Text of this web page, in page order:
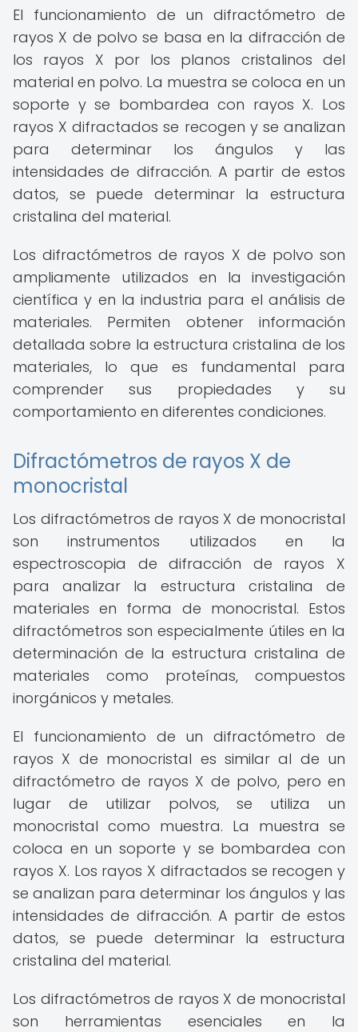
El funcionamiento de un difractómetro de
rayos X de polvo se basa en la difracción de
los rayos X por los planos cristalinos del
material en polvo. La muestra se coloca en un
soporte y se bombardea con rayos X. Los
rayos X difractados se recogen y se analizan
para determinar los ángulos y las
intensidades de difracción. A partir de estos
datos, se puede determinar la estructura
cristalina del material.
Los difractómetros de rayos X de polvo son
ampliamente utilizados en la investigación
científica y en la industria para el análisis de
materiales. Permiten obtener información
detallada sobre la estructura cristalina de los
materiales, lo que es fundamental para
comprender sus propiedades y su
comportamiento en diferentes condiciones.
Difractómetros de rayos X de
monocristal
Los difractómetros de rayos X de monocristal
son instrumentos utilizados en la
espectroscopia de difracción de rayos X
para analizar la estructura cristalina de
materiales en forma de monocristal. Estos
difractómetros son especialmente útiles en la
determinación de la estructura cristalina de
materiales como proteínas, compuestos
inorgánicos y metales.
El funcionamiento de un difractómetro de
rayos X de monocristal es similar al de un
difractómetro de rayos X de polvo, pero en
lugar de utilizar polvos, se utiliza un
monocristal como muestra. La muestra se
coloca en un soporte y se bombardea con
rayos X. Los rayos X difractados se recogen y
se analizan para determinar los ángulos y las
intensidades de difracción. A partir de estos
datos, se puede determinar la estructura
cristalina del material.
Los difractómetros de rayos X de monocristal
son herramientas esenciales en la